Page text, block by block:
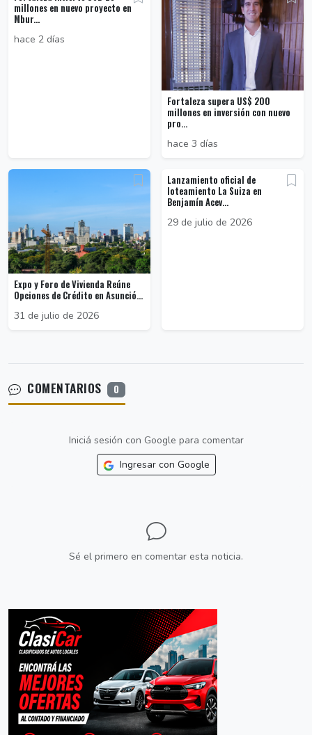
millones en nuevo proyecto en
Mbur...
hace 2 días
Fortaleza supera US$ 200
millones en inversión con nuevo
pro...
hace 3 días
Expo y Foro de Vivienda Reúne
Opciones de Crédito en Asunció...
31 de julio de 2026
Lanzamiento oficial de
loteamiento La Suiza en
Benjamín Acev...
29 de julio de 2026
COMENTARIOS 0
Iniciá sesión con Google para comentar
Ingresar con Google
Sé el primero en comentar esta noticia.